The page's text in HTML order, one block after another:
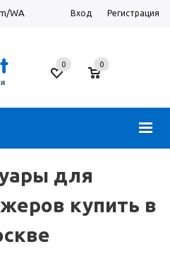
WA Вход Регистрация
Москва
Новорязанское
0
0
для
купить в